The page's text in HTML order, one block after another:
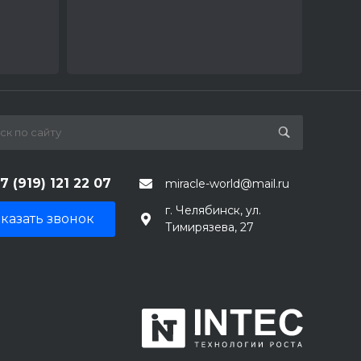
(919) 121 22 07 miracle-world@mail.ru
звонок
г. Челябинск, ул.
Тимирязева, 27